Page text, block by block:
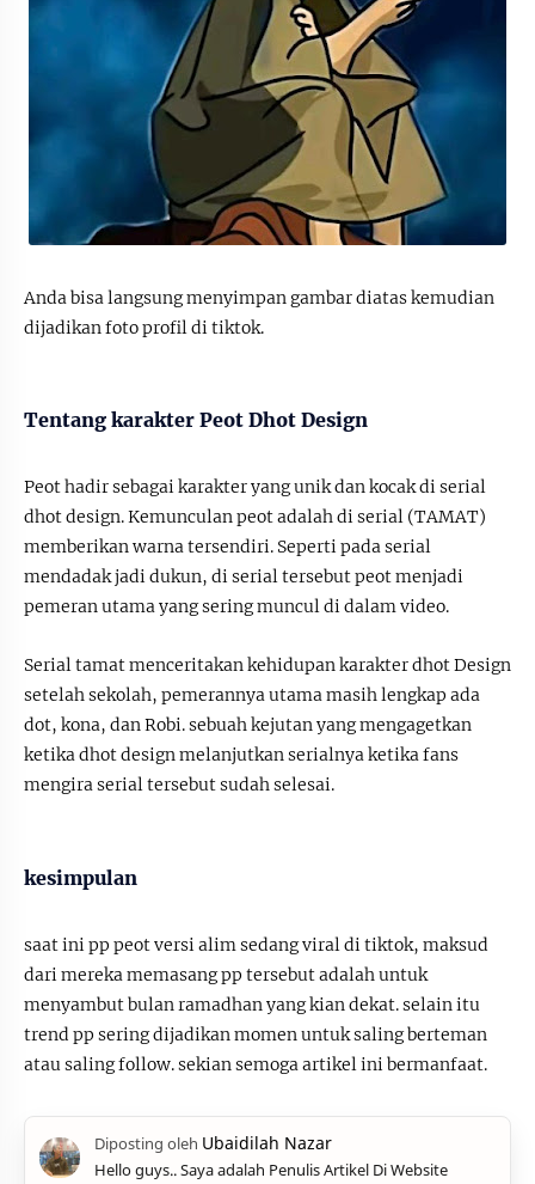
Anda bisa langsung menyimpan gambar diatas kemudian
dijadikan foto profil di tiktok.
Tentang karakter Peot Dhot Design
Peot hadir sebagai karakter yang unik dan kocak di serial
dhot design. Kemunculan peot adalah di serial (TAMAT)
memberikan warna tersendiri. Seperti pada serial
mendadak jadi dukun, di serial tersebut peot menjadi
pemeran utama yang sering muncul di dalam video.
Serial tamat menceritakan kehidupan karakter dhot Design
setelah sekolah, pemerannya utama masih lengkap ada
dot, kona, dan Robi. sebuah kejutan yang mengagetkan
ketika dhot design melanjutkan serialnya ketika fans
mengira serial tersebut sudah selesai.
kesimpulan
saat ini pp peot versi alim sedang viral di tiktok, maksud
dari mereka memasang pp tersebut adalah untuk
menyambut bulan ramadhan yang kian dekat. selain itu
trend pp sering dijadikan momen untuk saling berteman
atau saling follow. sekian semoga artikel ini bermanfaat.
Hello guys.. Saya adalah Penulis Artikel Di Website